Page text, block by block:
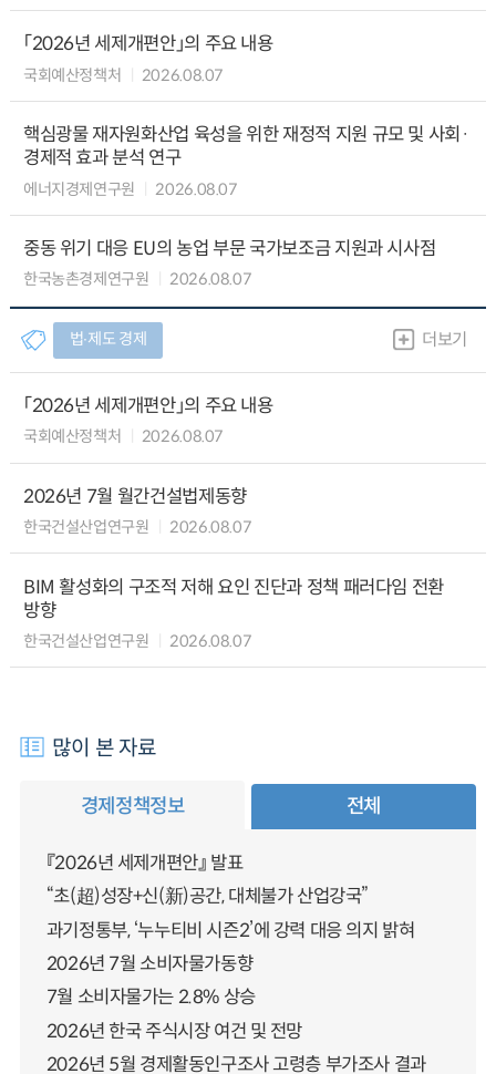
「2026년 세제개편안」의 주요 내용
국회예산정책처 2026.08.07
핵심광물 재자원화산업 육성을 위한 재정적 지원 규모 및 사회·
경제적 효과 분석 연구
에너지경제연구원 2026.08.07
중동 위기 대응 EU의 농업 부문 국가보조금 지원과 시사점
한국농촌경제연구원 2026.08.07
법∙제도 경제 더보기
「2026년 세제개편안」의 주요 내용
국회예산정책처 2026.08.07
2026년 7월 월간건설법제동향
한국건설산업연구원 2026.08.07
BIM 활성화의 구조적 저해 요인 진단과 정책 패러다임 전환
방향
한국건설산업연구원 2026.08.07
많이 본 자료
경제정책정보 전체
『2026년 세제개편안』 발표
“초(超)성장+신(新)공간, 대체불가 산업강국”
과기정통부, ‘누누티비 시즌2’에 강력 대응 의지 밝혀
2026년 7월 소비자물가동향
7월 소비자물가는 2.8% 상승
2026년 한국 주식시장 여건 및 전망
2026년 5월 경제활동인구조사 고령층 부가조사 결과